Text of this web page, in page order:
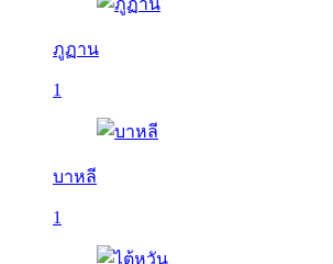
ภูฏาน
1
บาหลี
1